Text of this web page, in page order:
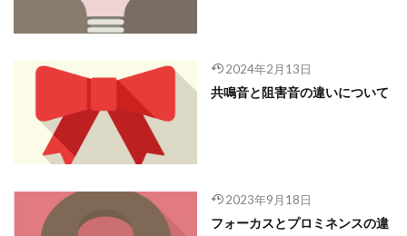
2024年2月13日
共鳴音と阻害音の違いについて
2023年9月18日
フォーカスとプロミネンスの違